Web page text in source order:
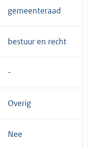
gemeenteraad
bestuur en recht
Overig
Nee